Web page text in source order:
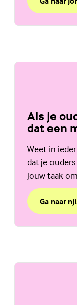
over
(Externe
Als je
dat een
Weet in
dat je
jouw taak
maken.
Ga naar
over Als
(Externe